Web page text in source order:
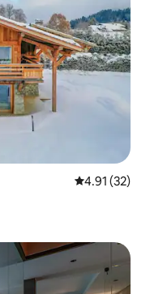
レビュー32
4.91 (32)